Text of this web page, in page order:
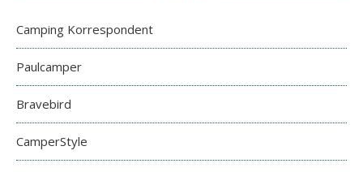
Camping Korrespondent
Paulcamper
Bravebird
CamperStyle